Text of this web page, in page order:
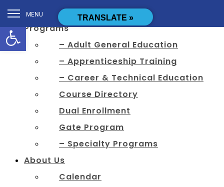
[cstmsrch_search]
Programs
– Adult General Education
– Apprenticeship Training
– Career & Technical Education
Course Directory
Dual Enrollment
Gate Program
– Specialty Programs
About Us
Calendar
TRANSLATE »
MENU
Open toolbar